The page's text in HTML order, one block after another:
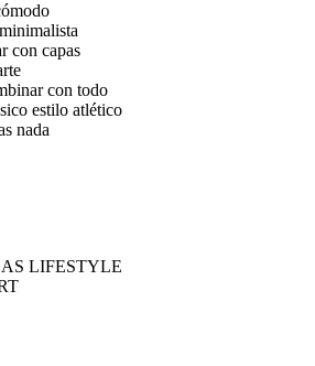
con capas
con todo
estilo atlético
nada
LIFESTYLE